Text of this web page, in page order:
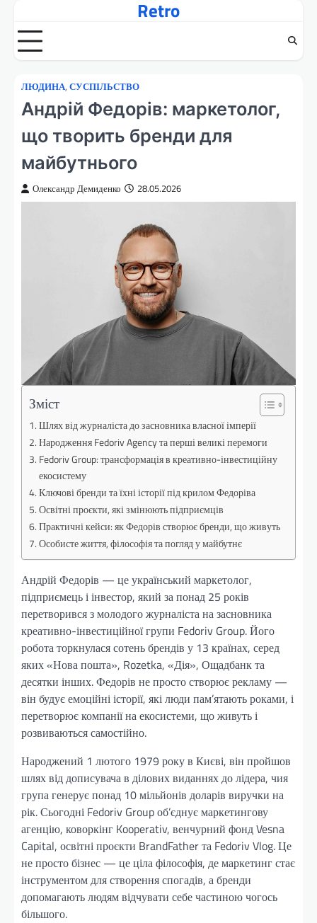
вмісту
Retro
ЛЮДИНА, СУСПІЛЬСТВО
Андрій Федорів: маркетолог,
що творить бренди для
майбутнього
Олександр Демиденко 28.05.2026
Зміст
Шлях від журналіста до засновника власної імперії
Народження Fedoriv Agency та перші великі перемоги
Fedoriv Group: трансформація в креативно-інвестиційну
екосистему
Ключові бренди та їхні історії під крилом Федоріва
Освітні проєкти, які змінюють підприємців
Практичні кейси: як Федорів створює бренди, що живуть
Особисте життя, філософія та погляд у майбутнє
Андрій Федорів — це український маркетолог,
підприємець і інвестор, який за понад 25 років
перетворився з молодого журналіста на засновника
креативно-інвестиційної групи Fedoriv Group. Його
робота торкнулася сотень брендів у 13 країнах, серед
яких «Нова пошта», Rozetka, «Дія», Ощадбанк та
десятки інших. Федорів не просто створює рекламу —
він будує емоційні історії, які люди пам’ятають роками, і
перетворює компанії на екосистеми, що живуть і
розвиваються самостійно.
Народжений 1 лютого 1979 року в Києві, він пройшов
шлях від дописувача в ділових виданнях до лідера, чия
група генерує понад 10 мільйонів доларів виручки на
рік. Сьогодні Fedoriv Group об’єднує маркетингову
агенцію, коворкінг Kooperativ, венчурний фонд Vesna
Capital, освітні проєкти BrandFather та Fedoriv Vlog. Це
не просто бізнес — це ціла філософія, де маркетинг стає
інструментом для створення спогадів, а бренди
допомагають людям відчувати себе частиною чогось
більшого.